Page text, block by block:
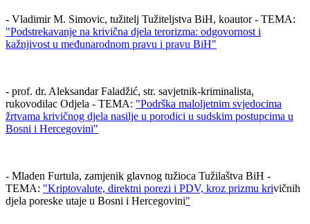
- Vladimir M. Simovic, tužitelj Tužiteljstva BiH, koautor - TEMA:
"Podstrekavanje na krivična djela terorizma: odgovornost i
kažnjivost u međunarodnom pravu i pravu BiH"
- prof. dr. Aleksandar Faladžić, str. savjetnik-kriminalista,
rukovodilac Odjela - TEMA: "Podrška maloljetnim svjedocima
žrtvama krivičnog djela nasilje u porodici u sudskim postupcima u
Bosni i Hercegovini"
- Mladen Furtula, zamjenik glavnog tužioca Tužilaštva BiH -
TEMA: "Kriptovalute, direktni porezi i PDV, kroz prizmu krivičnih
djela poreske utaje u Bosni i Hercegovini"